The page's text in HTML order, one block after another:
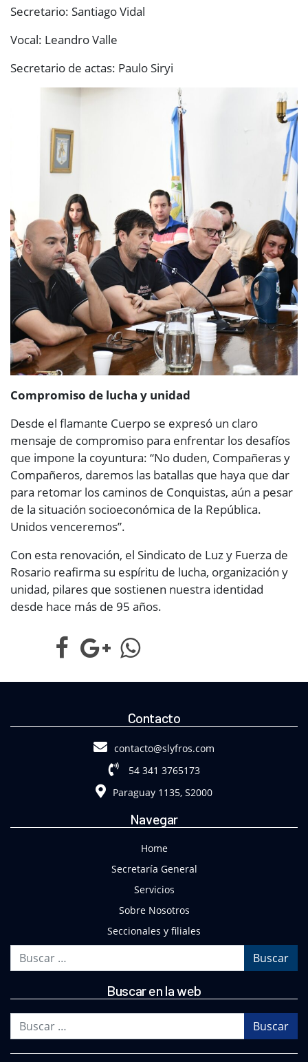
Secretario: Santiago Vidal
Vocal: Leandro Valle
Secretario de actas: Paulo Siryi
Compromiso de lucha y unidad
Desde el flamante Cuerpo se expresó un claro
mensaje de compromiso para enfrentar los desafíos
que impone la coyuntura: “No duden, Compañeras y
Compañeros, daremos las batallas que haya que dar
para retomar los caminos de Conquistas, aún a pesar
de la situación socioeconómica de la República.
Unidos venceremos”.
Con esta renovación, el Sindicato de Luz y Fuerza de
Rosario reafirma su espíritu de lucha, organización y
unidad, pilares que sostienen nuestra identidad
desde hace más de 95 años.
Contacto
contacto@slyfros.com
54 341 3765173
Paraguay 1135, S2000
Navegar
Home
Secretaría General
Servicios
Sobre Nosotros
Seccionales y filiales
Buscar en la web